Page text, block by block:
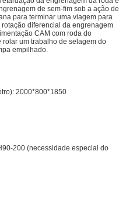
trifásico de 0,75
da engrenagem da roda e
de sem-fim sob a ação de
para terminar uma viagem para
diferencial da engrenagem
CAM com roda do
um trabalho de selagem do
2000*800*1850
200 (necessidade especial do